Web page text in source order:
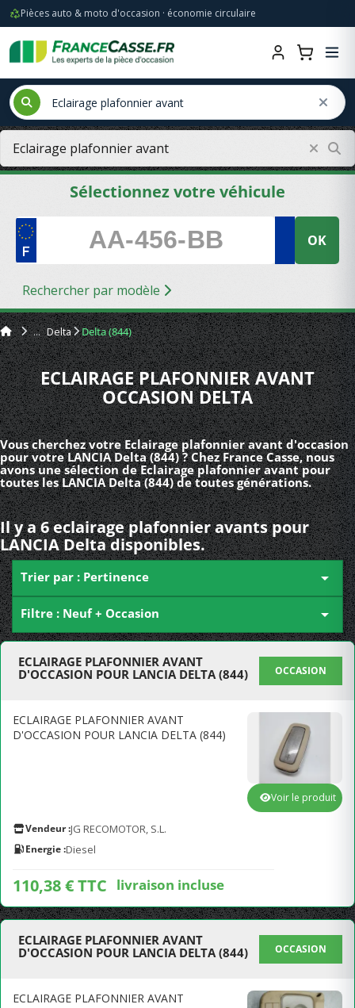
Pièces auto & moto d'occasion · économie circulaire
Sélectionnez votre véhicule
OK
Rechercher par modèle
Delta Delta (844)
ECLAIRAGE PLAFONNIER AVANT
OCCASION DELTA
Vous cherchez votre Eclairage plafonnier avant d'occasion
pour votre LANCIA Delta (844) ? Chez France Casse, nous
avons une sélection de Eclairage plafonnier avant pour
toutes les LANCIA Delta (844) de toutes générations.
Il y a 6 eclairage plafonnier avants pour
LANCIA Delta disponibles.
Trier par : Pertinence 
Filtre : Neuf + Occasion 
ECLAIRAGE PLAFONNIER AVANT
D'OCCASION POUR LANCIA DELTA (844)
OCCASION
ECLAIRAGE PLAFONNIER AVANT
D'OCCASION POUR LANCIA DELTA (844)
Vendeur :JG RECOMOTOR, S.L.
Energie :Diesel
110,38 € TTC livraison incluse
Voir le produit
ECLAIRAGE PLAFONNIER AVANT
D'OCCASION POUR LANCIA DELTA (844)
OCCASION
ECLAIRAGE PLAFONNIER AVANT